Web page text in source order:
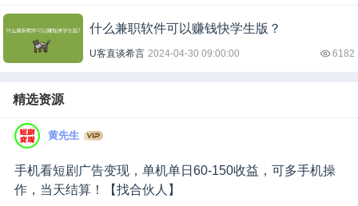
什么兼职软件可以赚钱快学生版？
U客直谈希言 2024-04-30 09:00:00 6182
精选资源
黄先生
手机看短剧广告变现，单机单日60-150收益，可多手机操
作，当天结算！【找合伙人】